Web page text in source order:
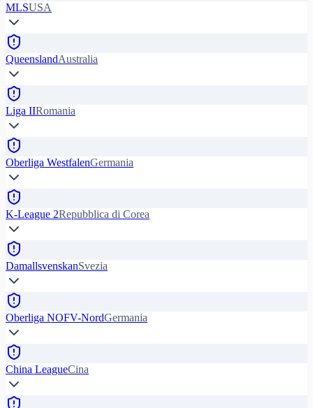
MLSUSA
QueenslandAustralia
Liga IIRomania
Oberliga WestfalenGermania
K-League 2Repubblica di Corea
DamallsvenskanSvezia
Oberliga NOFV-NordGermania
China LeagueCina